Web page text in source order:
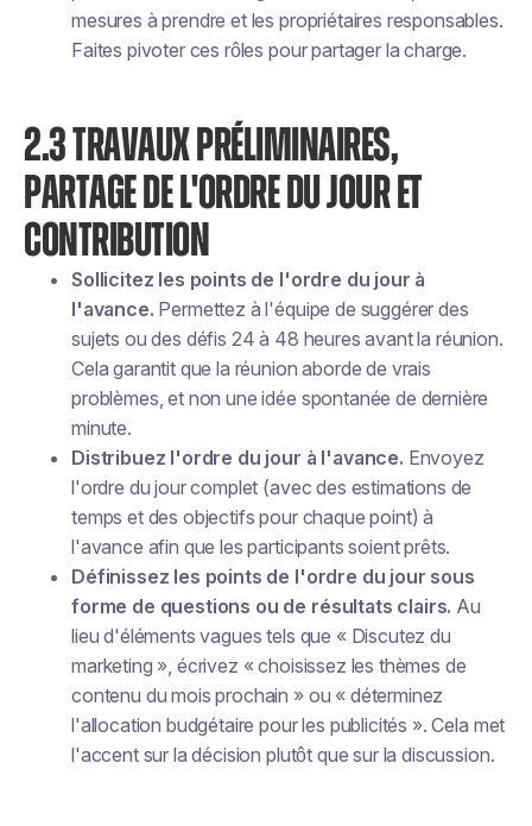
mesures à prendre et les propriétaires responsables.
Faites pivoter ces rôles pour partager la charge.
2.3 TRAVAUX PRÉLIMINAIRES,
PARTAGE DE L'ORDRE DU JOUR ET
CONTRIBUTION
Sollicitez les points de l'ordre du jour à
l'avance. Permettez à l'équipe de suggérer des
sujets ou des défis 24 à 48 heures avant la réunion.
Cela garantit que la réunion aborde de vrais
problèmes, et non une idée spontanée de dernière
minute.
Distribuez l'ordre du jour à l'avance. Envoyez
l'ordre du jour complet (avec des estimations de
temps et des objectifs pour chaque point) à
l'avance afin que les participants soient prêts.
Définissez les points de l'ordre du jour sous
forme de questions ou de résultats clairs. Au
lieu d'éléments vagues tels que « Discutez du
marketing », écrivez « choisissez les thèmes de
contenu du mois prochain » ou « déterminez
l'allocation budgétaire pour les publicités ». Cela met
l'accent sur la décision plutôt que sur la discussion.